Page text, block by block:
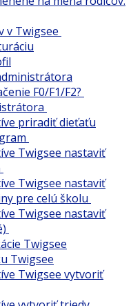
v Twigsee
F0/F1/F2?
priradiť dieťaťu
Twigsee nastaviť
Twigsee nastaviť
pre celú školu
Twigsee nastaviť
Twigsee
Twigsee
Twigsee vytvoriť